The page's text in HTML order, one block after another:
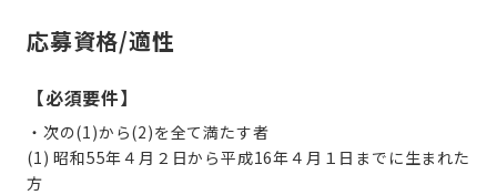
応募資格/適性
【必須要件】
・次の(1)から(2)を全て満たす者
(1) 昭和55年４月２日から平成16年４月１日までに生まれた
方